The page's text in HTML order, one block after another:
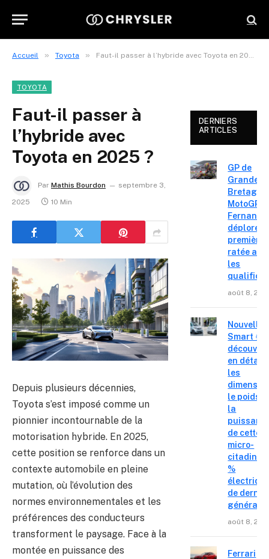
Accueil » Toyota » Faut-il passer à l’hybride avec Toyota en 2025 ?
TOYOTA
Faut-il passer à
l’hybride avec
Toyota en 2025 ?
Par Mathis Bourdon
septembre 3,
2025
10 Min
Depuis plusieurs décennies,
Toyota s’est imposé comme un
pionnier incontournable de la
motorisation hybride. En 2025,
cette position se renforce dans un
contexte automobile en pleine
mutation, où l’évolution des
normes environnementales et les
préférences des conducteurs
transforment le paysage. Face à la
montée en puissance des
DERNIERS
ARTICLES
GP de
Grande-
Bretagne
MotoGP :
déplore
première
ratée
les
août 8,
Nouvelle
Smart #2
en détail
les
le poids
la
de cette
micro-
citadine
%
de
août 8,
Ferrari